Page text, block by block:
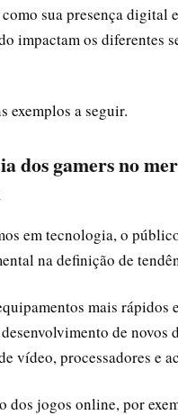
sua presença digital
impactam os diferentes
exemplos a seguir.
dos gamers no
em tecnologia, o
na definição de
mais rápidos
de novos
vídeo, processadores e
dos jogos online, por